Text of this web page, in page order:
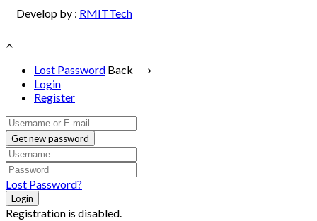
Develop by : RMITTech
Lost Password Back ⟶
Login
Register
Get new password
Lost Password?
Login
Registration is disabled.